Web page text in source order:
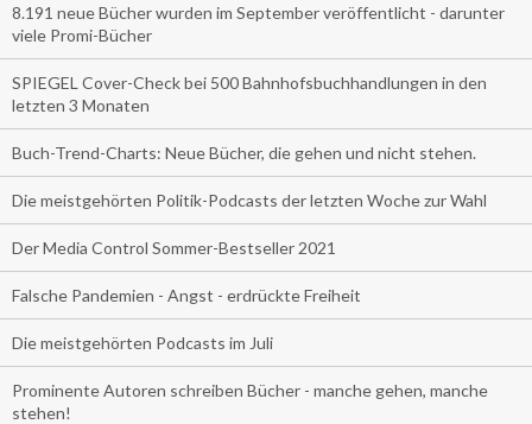
8.191 neue Bücher wurden im September veröffentlicht - darunter
viele Promi-Bücher
SPIEGEL Cover-Check bei 500 Bahnhofsbuchhandlungen in den
letzten 3 Monaten
Buch-Trend-Charts: Neue Bücher, die gehen und nicht stehen.
Die meistgehörten Politik-Podcasts der letzten Woche zur Wahl
Der Media Control Sommer-Bestseller 2021
Falsche Pandemien - Angst - erdrückte Freiheit
Die meistgehörten Podcasts im Juli
Prominente Autoren schreiben Bücher - manche gehen, manche
stehen!